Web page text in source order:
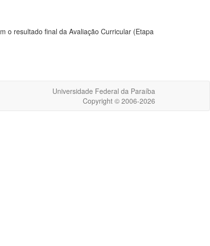
o resultado final da Avaliação Curricular (Etapa
Universidade Federal da Paraíba
Copyright © 2006-2026